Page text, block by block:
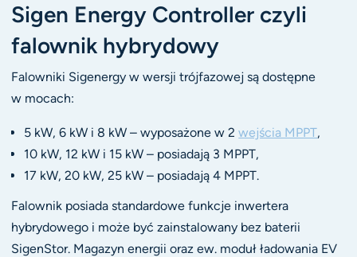
Sigen Energy Controller czyli
falownik hybrydowy
Falowniki Sigenergy w wersji trójfazowej są dostępne
w mocach:
5 kW, 6 kW i 8 kW – wyposażone w 2wejścia MPPT,
10 kW, 12 kW i 15 kW – posiadają 3 MPPT,
17 kW, 20 kW, 25 kW – posiadają 4 MPPT.
Falownik posiada standardowe funkcje inwertera
hybrydowego i może być zainstalowany bez baterii
SigenStor. Magazyn energii oraz ew. moduł ładowania EV